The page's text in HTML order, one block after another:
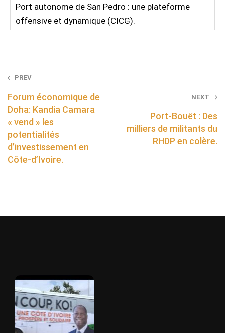
Port autonome de San Pedro : une plateforme
offensive et dynamique (CICG).
Post
navigation
PREV
Forum économique de
Doha: Kandia Camara
« vend » les
potentialités
d’investissement en
Côte-d’Ivoire.
NEXT
Port-Bouët : Des
milliers de militants du
RHDP en colère.